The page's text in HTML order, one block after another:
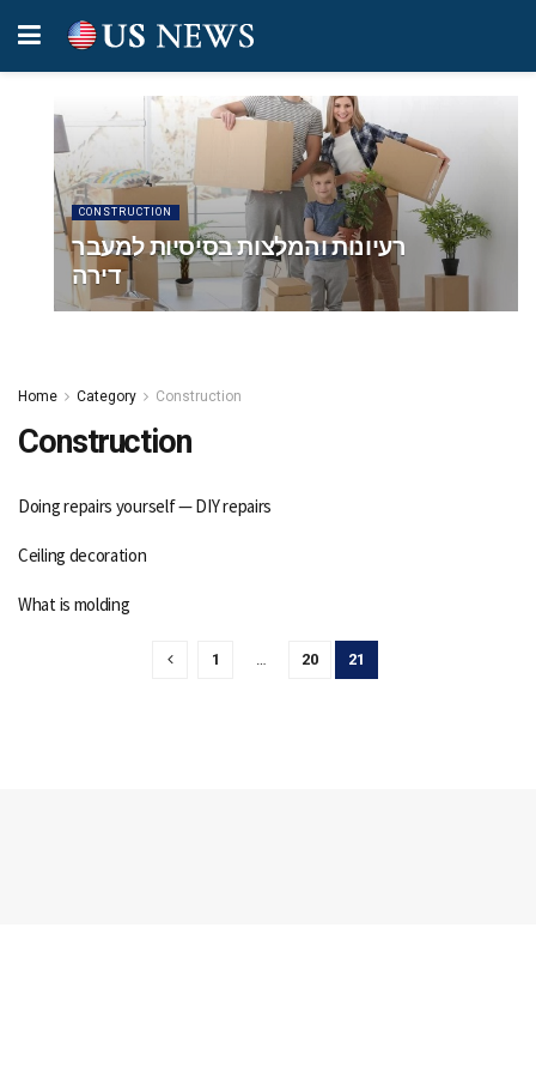
CONSTRUCTION
רעיונות והמלצות בסיסיות למעבר
דירה
Home Category Construction
Construction
Doing repairs yourself — DIY repairs
Ceiling decoration
What is molding
1 … 20 21